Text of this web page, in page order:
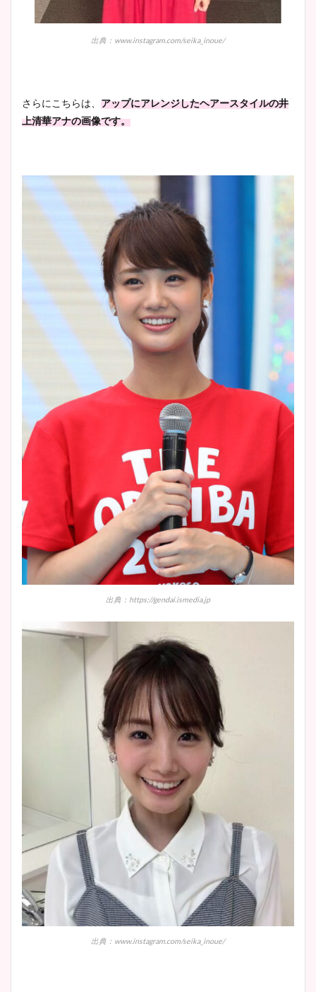
出典：www.instagram.com/seika_inoue/
さらにこちらは、 アップにアレンジしたヘアースタイルの井
上清華アナの画像です。
出典：https://gendai.ismedia.jp
出典：www.instagram.com/seika_inoue/